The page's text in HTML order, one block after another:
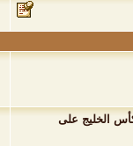
الخليج على